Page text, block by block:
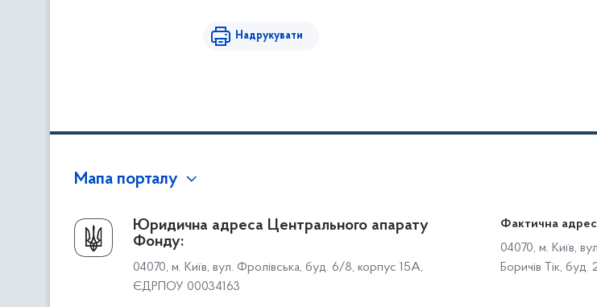
Надрукувати
Мапа порталу
Про Фонд
Керівництво
Структура Фонду
Територіальні відділення
Громадянам
Доступ до публічної інформації
Звіти щодо роботи із запитами на
Юридична адреса Центрального апарату
Фонду:
04070, м. Київ, вул. Фролівська, буд. 6/8, корпус 15А,
ЄДРПОУ 00034163
Фактична
04070, м. Київ,
Боричів Тік, буд.